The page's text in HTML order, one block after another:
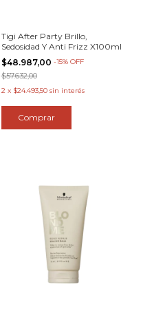
Tigi After Party Brillo,
Sedosidad Y Anti Frizz X100ml
$48.987,00 -15% OFF
$57.632,00
2 x $24.493,50 sin interés